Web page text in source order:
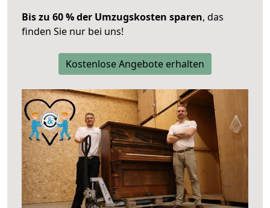
Bis zu 60 % der Umzugskosten sparen, das
finden Sie nur bei uns!
Kostenlose Angebote erhalten